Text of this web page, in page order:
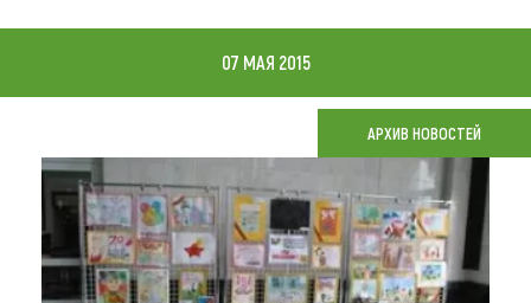
Что привезти (сувениры)
О регионе
Коллекция впечатлений
07 МАЯ 2015
АРХИВ НОВОСТЕЙ